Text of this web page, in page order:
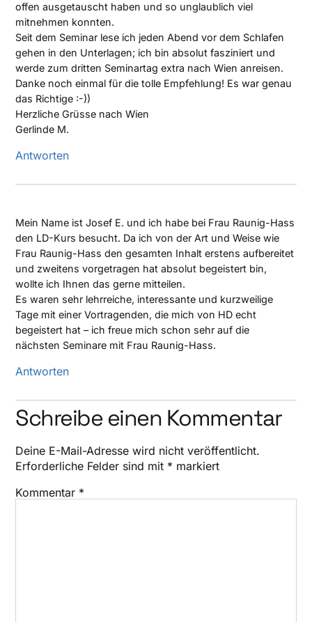
offen ausgetauscht haben und so unglaublich viel
mitnehmen konnten.
Seit dem Seminar lese ich jeden Abend vor dem Schlafen
gehen in den Unterlagen; ich bin absolut fasziniert und
werde zum dritten Seminartag extra nach Wien anreisen.
Danke noch einmal für die tolle Empfehlung! Es war genau
das Richtige :-))
Herzliche Grüsse nach Wien
Gerlinde M.
Antworten
Mein Name ist Josef E. und ich habe bei Frau Raunig-Hass
den LD-Kurs besucht. Da ich von der Art und Weise wie
Frau Raunig-Hass den gesamten Inhalt erstens aufbereitet
und zweitens vorgetragen hat absolut begeistert bin,
wollte ich Ihnen das gerne mitteilen.
Es waren sehr lehrreiche, interessante und kurzweilige
Tage mit einer Vortragenden, die mich von HD echt
begeistert hat – ich freue mich schon sehr auf die
nächsten Seminare mit Frau Raunig-Hass.
Antworten
Schreibe einen Kommentar
Deine E-Mail-Adresse wird nicht veröffentlicht.
Erforderliche Felder sind mit * markiert
Kommentar *